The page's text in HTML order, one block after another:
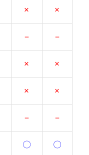
× ×
－ －
× ×
× ×
－ －
〇 〇